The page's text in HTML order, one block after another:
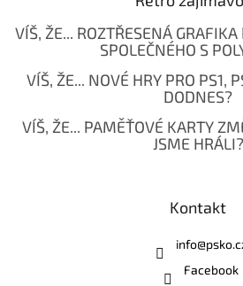
VÍŠ, ŽE... ROZTŘESENÁ
SPOLEČNÉHO S
VÍŠ, ŽE... NOVÉ HRY PRO PS1,
DODNES?
VÍŠ, ŽE... PAMĚŤOVÉ KARTY
JSME HRÁLI?
Kontakt
info@
Facebook